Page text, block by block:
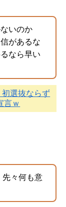
いのか
があるな
なら早い
初選抜ならず
言ｗ
先々何も意